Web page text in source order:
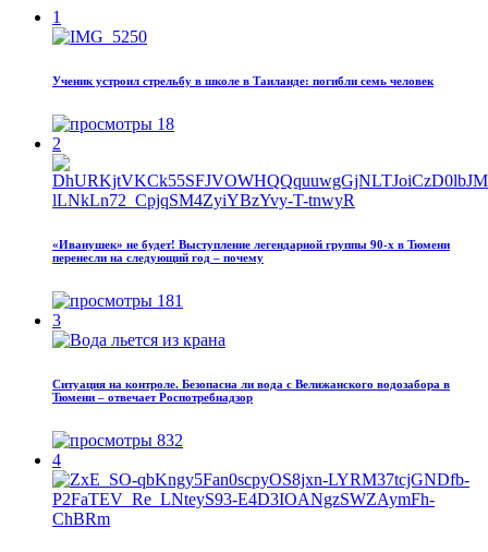
1
Ученик устроил стрельбу в школе в Таиланде: погибли семь человек
18
2
«Иванушек» не будет! Выступление легендарной группы 90‑х в Тюмени
перенесли на следующий год – почему
181
3
Ситуация на контроле. Безопасна ли вода с Велижанского водозабора в
Тюмени – отвечает Роспотребнадзор
832
4